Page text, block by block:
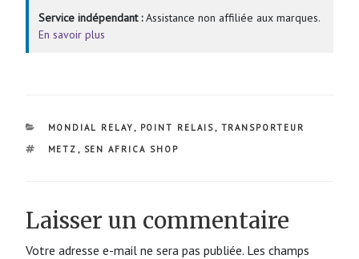
Service indépendant :Assistance non affiliée aux marques.
En savoir plus
CATÉGORIES
MONDIAL RELAY , POINT RELAIS , TRANSPORTEUR
ÉTIQUETTES
METZ , SEN AFRICA SHOP
Laisser un commentaire
Votre adresse e-mail ne sera pas publiée. Les champs